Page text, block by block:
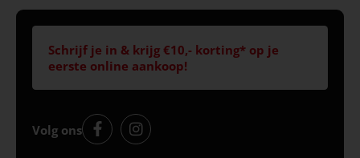
Schrijf je in & krijg €10,- korting* op je
eerste online aankoop!
Volg ons